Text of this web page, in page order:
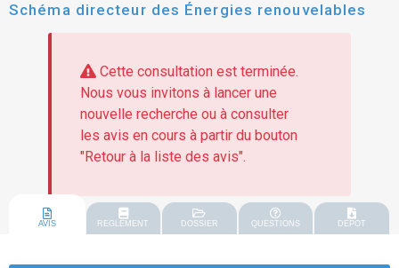
Schéma directeur des Énergies renouvelables
Cette consultation est terminée.
Nous vous invitons à lancer une
nouvelle recherche ou à consulter
les avis en cours à partir du bouton
"Retour à la liste des avis".
AVIS REGLEMENT DOSSIER QUESTIONS DEPOT